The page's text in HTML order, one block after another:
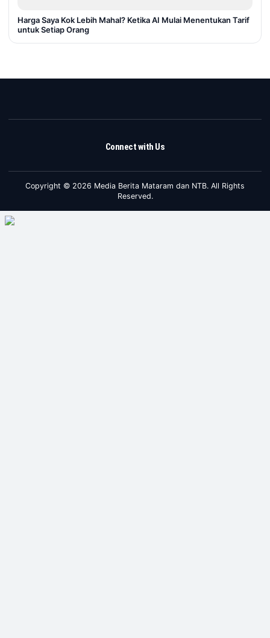
Harga Saya Kok Lebih Mahal? Ketika AI Mulai Menentukan Tarif
untuk Setiap Orang
Connect with Us
Copyright © 2026 Media Berita Mataram dan NTB. All Rights
Reserved.